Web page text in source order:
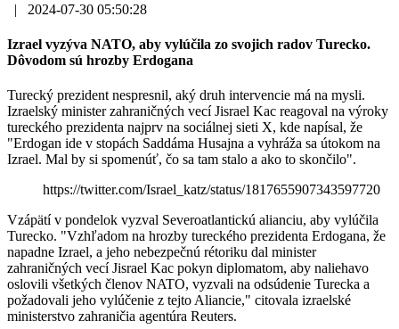
|
2024-07-30 05:50:28
Izrael vyzýva NATO, aby vylúčila zo svojich radov Turecko.
Dôvodom sú hrozby Erdogana
Turecký prezident nespresnil, aký druh intervencie má na mysli.
Izraelský minister zahraničných vecí Jisrael Kac reagoval na výroky
tureckého prezidenta najprv na sociálnej sieti X, kde napísal, že
"Erdogan ide v stopách Saddáma Husajna a vyhráža sa útokom na
Izrael. Mal by si spomenúť, čo sa tam stalo a ako to skončilo".
https://twitter.com/Israel_katz/status/1817655907343597720
Vzápätí v pondelok vyzval Severoatlantickú alianciu, aby vylúčila
Turecko. "Vzhľadom na hrozby tureckého prezidenta Erdogana, že
napadne Izrael, a jeho nebezpečnú rétoriku dal minister
zahraničných vecí Jisrael Kac pokyn diplomatom, aby naliehavo
oslovili všetkých členov NATO, vyzvali na odsúdenie Turecka a
požadovali jeho vylúčenie z tejto Aliancie," citovala izraelské
ministerstvo zahraničia agentúra Reuters.